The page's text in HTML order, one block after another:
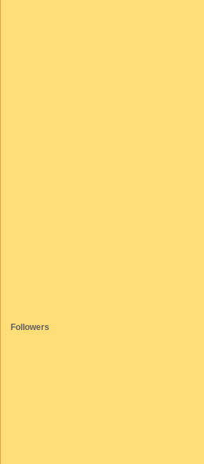
Followers